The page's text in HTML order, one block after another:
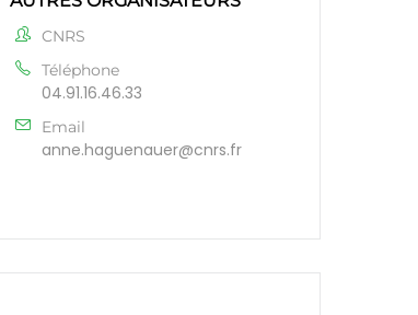
CNRS
Téléphone
04.91.16.46.33
Email
anne.haguenauer@cnrs.fr